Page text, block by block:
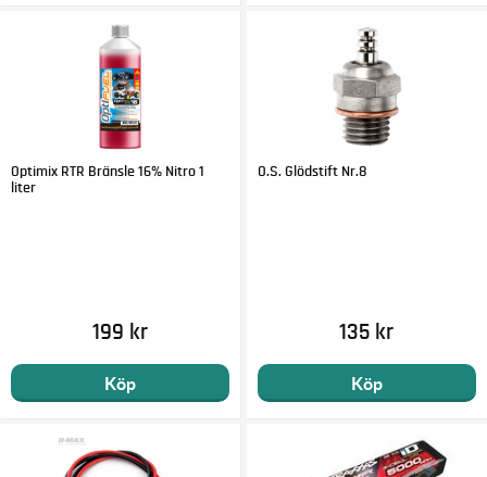
Optimix RTR Bränsle 16% Nitro 1
liter
199 kr
Köp
O.S. Glödstift Nr.8
135 kr
Köp